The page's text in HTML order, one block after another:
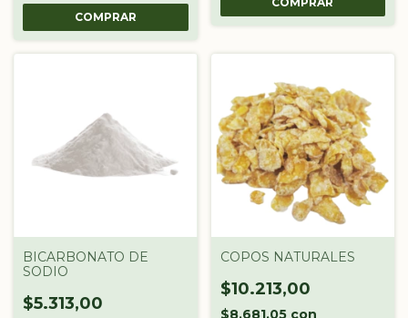
COMPRAR
BICARBONATO DE
SODIO
$5.313,00
COPOS NATURALES
$10.213,00
$8.681,05 con